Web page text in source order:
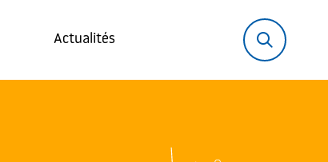
Actualités
Rechercher: